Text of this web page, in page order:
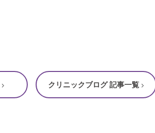
クリニックブログ 記事一覧